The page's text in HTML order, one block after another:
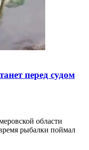
перед судом
области
рыбалки поймал